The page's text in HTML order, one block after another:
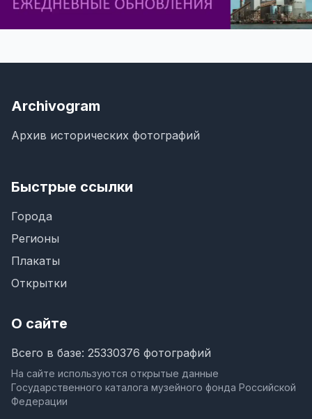
Archivogram
Архив исторических фотографий
Быстрые ссылки
Города
Регионы
Плакаты
Открытки
О сайте
Всего в базе: 25330376 фотографий
На сайте используются открытые данные
Государственного каталога музейного фонда Российской
Федерации